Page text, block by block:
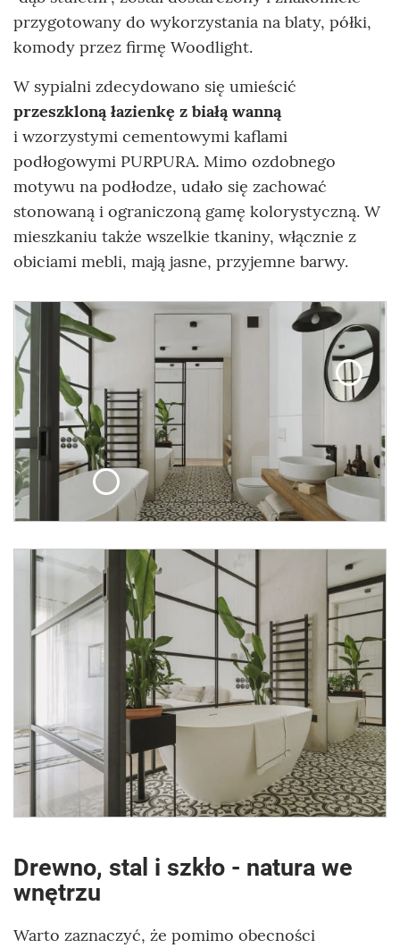
przygotowany do wykorzystania na blaty, półki,
komody przez firmę Woodlight.
W sypialni zdecydowano się umieścić
przeszkloną łazienkę z białą wanną
i wzorzystymi cementowymi kaflami
podłogowymi PURPURA. Mimo ozdobnego
motywu na podłodze, udało się zachować
stonowaną i ograniczoną gamę kolorystyczną. W
mieszkaniu także wszelkie tkaniny, włącznie z
obiciami mebli, mają jasne, przyjemne barwy.
Drewno, stal i szkło - natura we
wnętrzu
Warto zaznaczyć, że pomimo obecności